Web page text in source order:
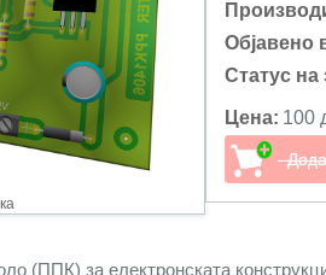
Објавено
Статус на
Цена: 100
(ППК) за електронската